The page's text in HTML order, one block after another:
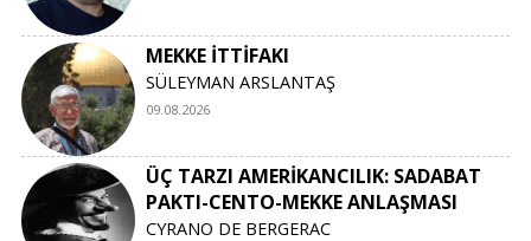
MEKKE İTTİFAKI
SÜLEYMAN ARSLANTAŞ
09.08.2026
ÜÇ TARZI AMERİKANCILIK: SADABAT
PAKTI-CENTO-MEKKE ANLAŞMASI
CYRANO DE BERGERAC